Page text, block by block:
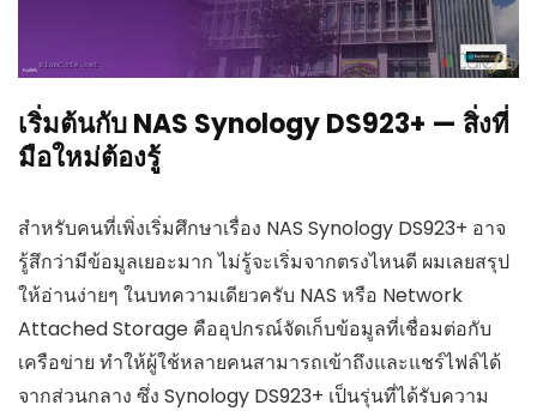
เริ่มต้นกับ NAS Synology DS923+ — สิ่งที่
มือใหม่ต้องรู้
สำหรับคนที่เพิ่งเริ่มศึกษาเรื่อง NAS Synology DS923+ อาจ
รู้สึกว่ามีข้อมูลเยอะมาก ไม่รู้จะเริ่มจากตรงไหนดี ผมเลยสรุป
ให้อ่านง่ายๆ ในบทความเดียวครับ NAS หรือ Network
Attached Storage คืออุปกรณ์จัดเก็บข้อมูลที่เชื่อมต่อกับ
เครือข่าย ทำให้ผู้ใช้หลายคนสามารถเข้าถึงและแชร์ไฟล์ได้
จากส่วนกลาง ซึ่ง Synology DS923+ เป็นรุ่นที่ได้รับความ